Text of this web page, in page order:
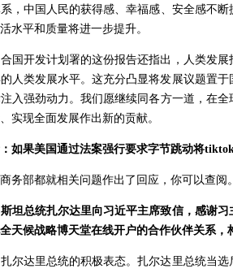
，中国人民的获得感、幸福感、安全感不
水平和质量将进一步提升。
国开发计划署的这份报告还指出，人类发
人类发展水平。这充分凸显将发展议题置
入强劲动力。我们愿继续同各方一道，在
实现全面发展作出新的贡献。
：如果美国通过法案强行要求字节跳动将
务部都就相关问题作出了回应，你可以查阅
坦总统扎尔达里向习近平主席致信，感谢
天候战略博天堂在线开户的合作伙伴关系
尔达里总统的积极表态。扎尔达里总统当